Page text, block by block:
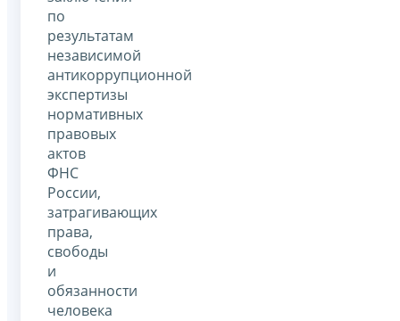
по
результатам
независимой
антикоррупционной
экспертизы
нормативных
правовых
актов
ФНС
России,
затрагивающих
права,
свободы
и
обязанности
человека